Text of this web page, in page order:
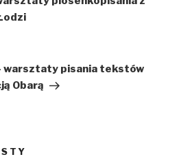
warsztaty pisania tekstów
Obarą